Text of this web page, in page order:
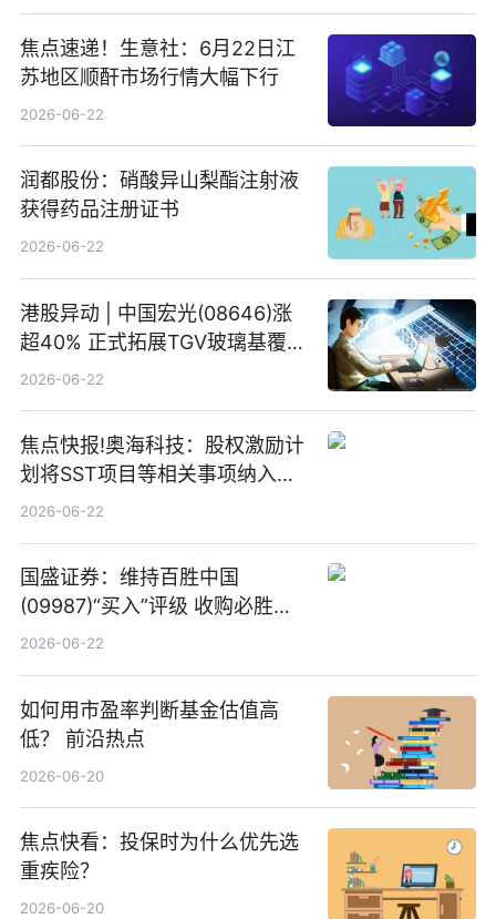
焦点速递！生意社：6月22日江
苏地区顺酐市场行情大幅下行
2026-06-22
润都股份：硝酸异山梨酯注射液
获得药品注册证书
2026-06-22
港股异动 | 中国宏光(08646)涨
超40% 正式拓展TGV玻璃基覆铜
板新材料业务
2026-06-22
焦点快报!奥海科技：股权激励计
划将SST项目等相关事项纳入专
项业务发展考核指标
2026-06-22
国盛证券：维持百胜中国
(09987)“买入”评级 收购必胜客
中国增厚利润加速成长 信息
2026-06-22
如何用市盈率判断基金估值高
低？ 前沿热点
2026-06-20
焦点快看：投保时为什么优先选
重疾险？
2026-06-20